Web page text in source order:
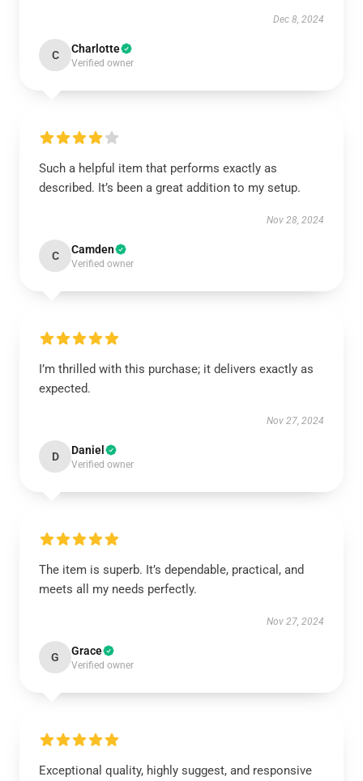
Dec 8, 2024
C Charlotte
Verified owner
Such a helpful item that performs exactly as
described. It’s been a great addition to my setup.
Nov 28, 2024
C Camden
Verified owner
I’m thrilled with this purchase; it delivers exactly as
expected.
Nov 27, 2024
D Daniel
Verified owner
The item is superb. It’s dependable, practical, and
meets all my needs perfectly.
Nov 27, 2024
G Grace
Verified owner
Exceptional quality, highly suggest, and responsive